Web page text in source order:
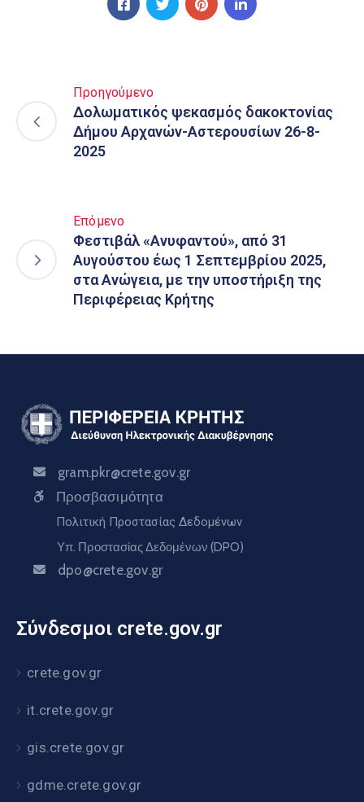
Προηγούμενο
Δολωματικός ψεκασμός δακοκτονίας
Δήμου Αρχανών-Αστερουσίων 26-8-
2025
Επόμενο
Φεστιβάλ «Ανυφαντού», από 31
Αυγούστου έως 1 Σεπτεμβρίου 2025,
στα Ανώγεια, με την υποστήριξη της
Περιφέρειας Κρήτης
gram.pkr@crete.gov.gr
Προσβασιμότητα
Πολιτική Προστασίας Δεδομένων
Υπ. Προστασίας Δεδομένων (DPO)
dpo@crete.gov.gr
Σύνδεσμοι crete.gov.gr
crete.gov.gr
it.crete.gov.gr
gis.crete.gov.gr
gdme.crete.gov.gr